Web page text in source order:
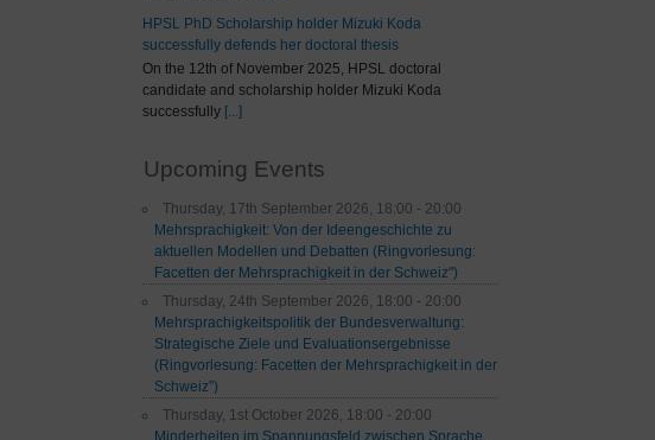
HPSL PhD Scholarship holder Mizuki Koda
successfully defends her doctoral thesis
On the 12th of November 2025, HPSL doctoral
candidate and scholarship holder Mizuki Koda
successfully [...]
Upcoming Events
Thursday, 17th September 2026, 18:00 - 20:00
Mehrsprachigkeit: Von der Ideengeschichte zu
aktuellen Modellen und Debatten (Ringvorlesung:
Facetten der Mehrsprachigkeit in der Schweiz")
Thursday, 24th September 2026, 18:00 - 20:00
Mehrsprachigkeitspolitik der Bundesverwaltung:
Strategische Ziele und Evaluationsergebnisse
(Ringvorlesung: Facetten der Mehrsprachigkeit in der
Schweiz”)
Thursday, 1st October 2026, 18:00 - 20:00
Minderheiten im Spannungsfeld zwischen Sprache,